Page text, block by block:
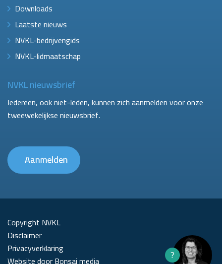
Downloads
Laatste nieuws
NVKL-bedrijvengids
NVKL-lidmaatschap
NVKL nieuwsbrief
Iedereen, ook niet-leden, kunnen zich aanmelden voor onze
tweewekelijkse nieuwsbrief.
Aanmelden
Copyright NVKL
Disclaimer
Privacyverklaring
?